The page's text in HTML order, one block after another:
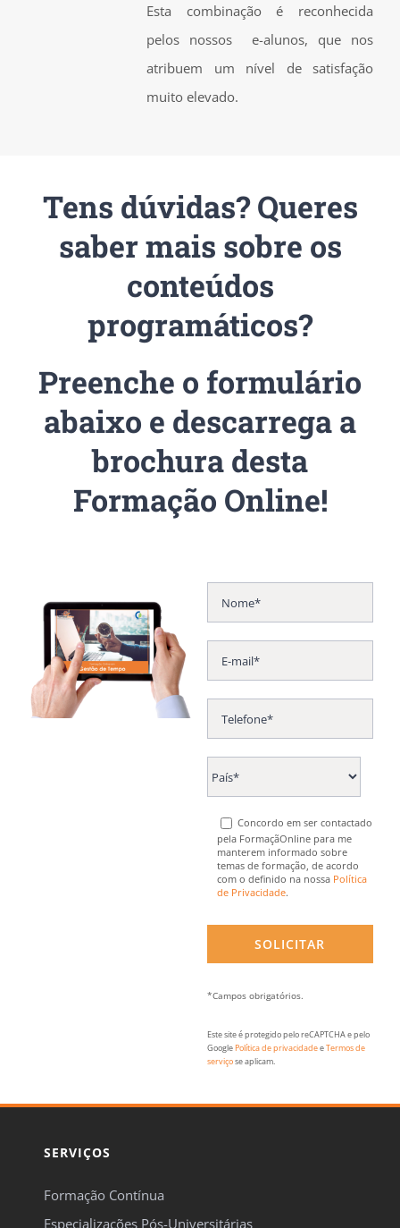
Esta combinação é reconhecida
pelos nossos e-alunos, que nos
atribuem um nível de satisfação
muito elevado.
Tens dúvidas? Queres
saber mais sobre os
conteúdos
programáticos?
Preenche o formulário
abaixo e descarrega a
brochura desta
Formação Online!
Concordo em ser contactado
pela FormaçãOnline para me
manterem informado sobre
temas de formação, de acordo
com o definido na nossa Política
de Privacidade.
*Campos obrigatórios.
Este site é protegido pelo reCAPTCHA e pelo
GooglePolítica de privacidadeeTermos de
serviçose aplicam.
SERVIÇOS
Formação Contínua
Especializações Pós-Universitárias